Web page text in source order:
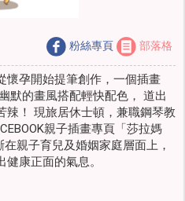
粉絲專頁 部落格
懷孕開始提筆創作，一個插畫
默的畫風搭配輕快配色， 道出
辣！ 現旅居休士頓，兼職鋼琴教
親子插畫專頁「莎拉媽
親子育兒及婚姻家庭層面上，
康正面的氣息。